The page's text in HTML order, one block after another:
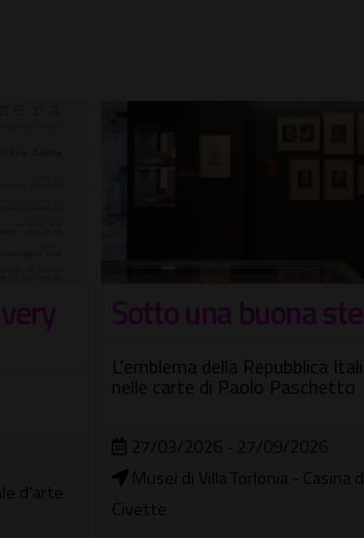
Risorsa Acqua
Sezione tematica: Risorsa da
salvaguardare: lo scioglimento
15/07/2026 - 19/09/2026
In città